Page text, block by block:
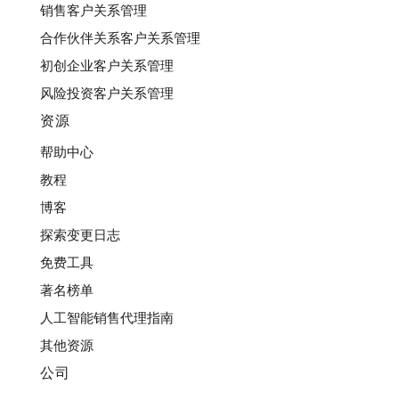
销售客户关系管理
合作伙伴关系客户关系管理
初创企业客户关系管理
风险投资客户关系管理
资源
帮助中心
教程
博客
探索变更日志
免费工具
著名榜单
人工智能销售代理指南
其他资源
公司